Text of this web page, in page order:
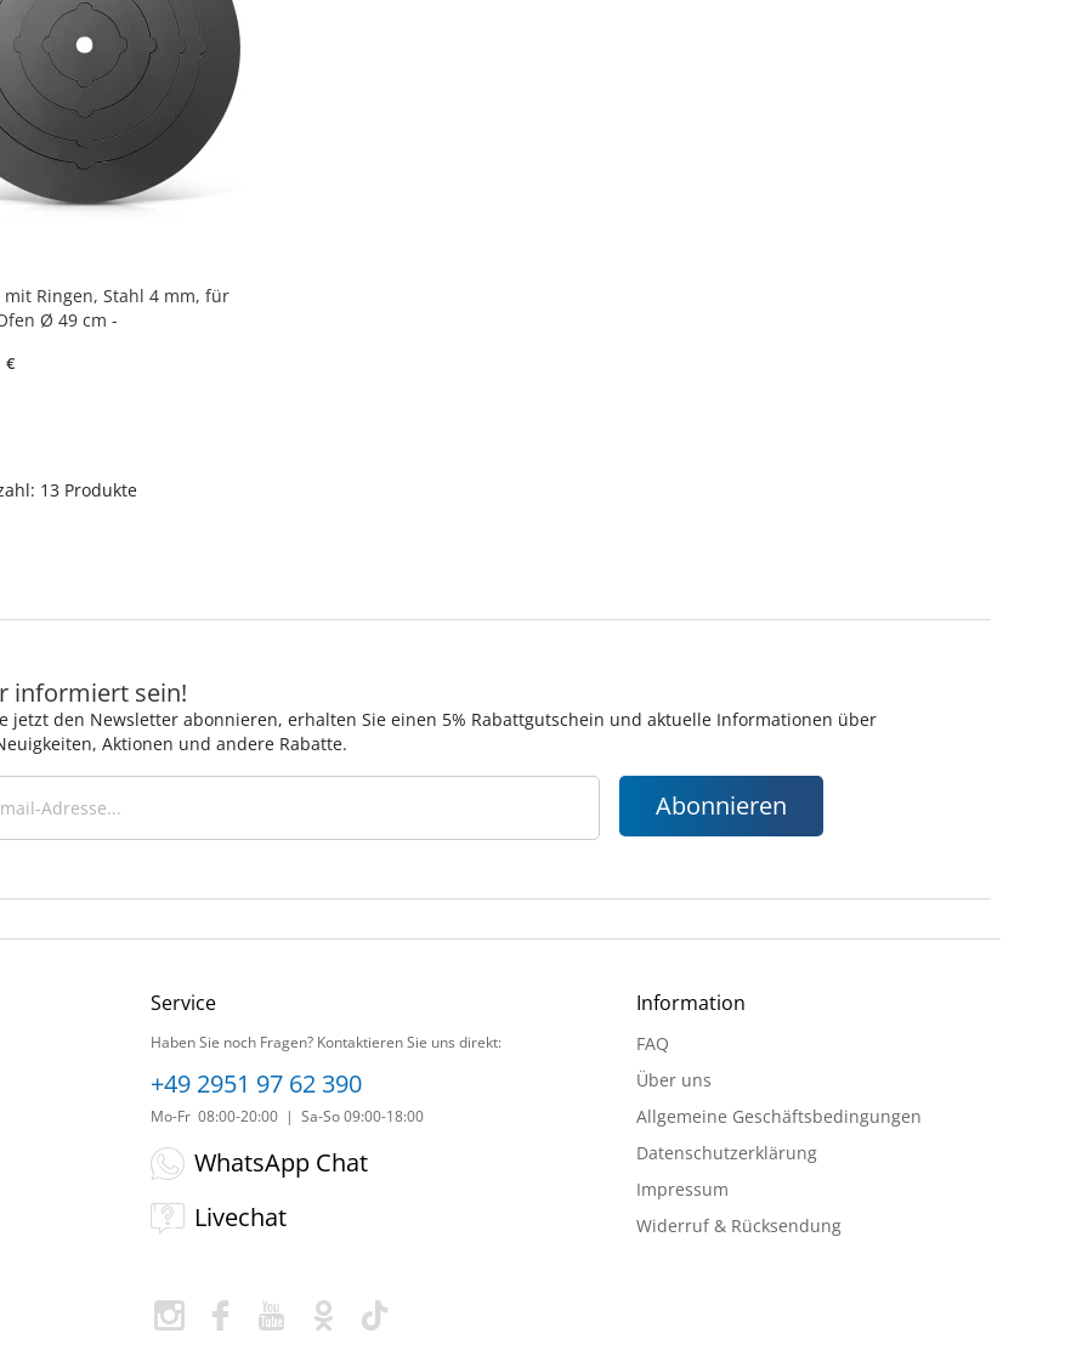
mit Ringen, Stahl 4 mm, für
Ø 49 cm -
€
13 Produkte
informiert sein!
jetzt den Newsletter abonnieren, erhalten Sie einen 5% Rabattgutschein und aktuelle Informationen über
Aktionen und andere Rabatte.
Abonnieren
Service
Haben Sie noch Fragen? Kontaktieren Sie uns direkt:
+49 2951 97 62 390
Mo-Fr 08:00-20:00 | Sa-So 09:00-18:00
WhatsApp Chat
Livechat
Information
FAQ
Über uns
Allgemeine Geschäftsbedingungen
Datenschutzerklärung
Impressum
Widerruf & Rücksendung